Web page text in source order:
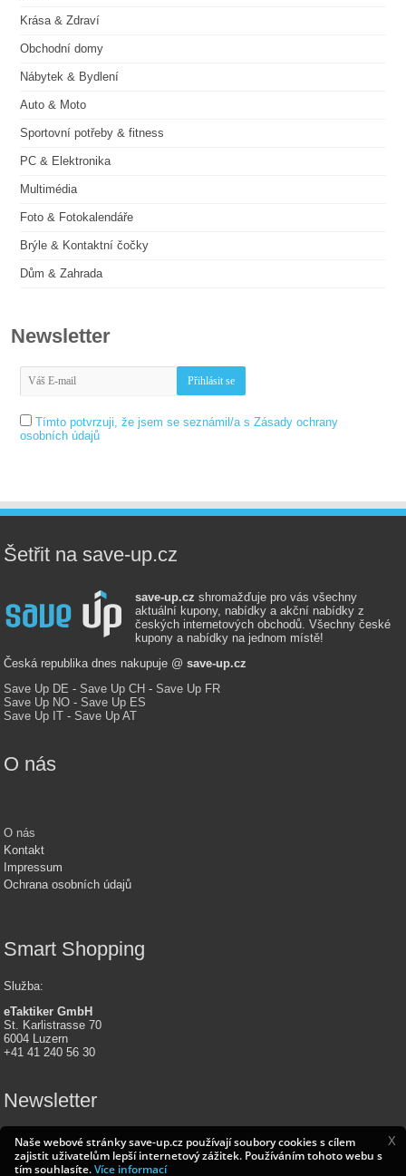
X
Naše webové stránky save-up.cz používají soubory cookies s cílem
zajistit uživatelům lepší internetový zážitek. Používáním tohoto webu s
tím souhlasíte.Více informací
Krása & Zdraví
Obchodní domy
Nábytek & Bydlení
Auto & Moto
Sportovní potřeby & fitness
PC & Elektronika
Multimédia
Foto & Fotokalendáře
Brýle & Kontaktní čočky
Dům & Zahrada
Newsletter
Tímto potvrzuji, že jsem se seznámil/a s Zásady ochrany
osobních údajů
Šetřit na save-up.cz
save-up.cz shromažďuje pro vás všechny
aktuální kupony, nabídky a akční nabídky z
českých internetových obchodů. Všechny české
kupony a nabídky na jednom místě!
Česká republika dnes nakupuje @save-up.cz
Save Up DE -Save Up CH -Save Up FR
Save Up NO -Save Up ES
Save Up IT -Save Up AT
O nás
O nás
Kontakt
Impressum
Ochrana osobních údajů
Smart Shopping
Služba:
eTaktiker GmbH
St. Karlistrasse 70
6004 Luzern
+41 41 240 56 30
Newsletter